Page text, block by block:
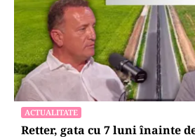
ACTUALITATE
Retter, gata cu 7 luni înainte